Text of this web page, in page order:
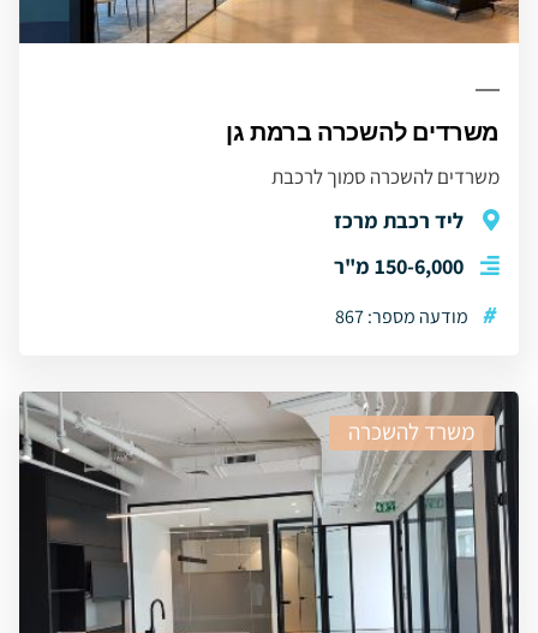
משרדים להשכרה ברמת גן
משרדים להשכרה סמוך לרכבת
ליד רכבת מרכז
150-6,000 מ"ר
# מודעה מספר: 867
משרד להשכרה